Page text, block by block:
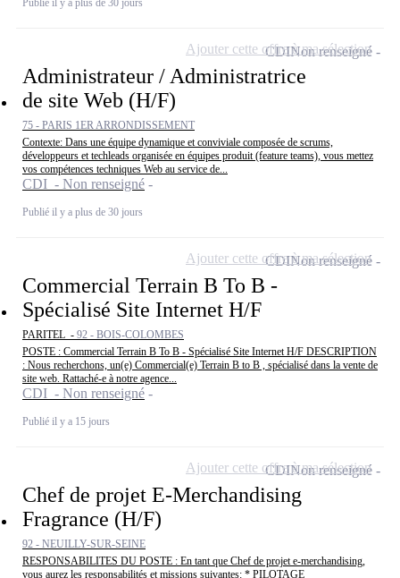
Publié il y a plus de 30 jours
Administrateur / Administratrice
de site Web (H/F)
75 - PARIS 1ER ARRONDISSEMENT
Contexte: Dans une équipe dynamique et conviviale composée de scrums,
développeurs et techleads organisée en équipes produit (feature teams), vous mettez
vos compétences techniques Web au service de...
CDI - Non renseigné
Publié il y a plus de 30 jours
CDINon renseigné
Ajouter cette offre à ma sélection
Commercial Terrain B To B -
Spécialisé Site Internet H/F
PARITEL - 92 - BOIS-COLOMBES
POSTE : Commercial Terrain B To B - Spécialisé Site Internet H/F DESCRIPTION
: Nous recherchons, un(e) Commercial(e) Terrain B to B , spécialisé dans la vente de
site web. Rattaché-e à notre agence...
CDI - Non renseigné
Publié il y a 15 jours
CDINon renseigné
Ajouter cette offre à ma sélection
Chef de projet E-Merchandising
Fragrance (H/F)
92 - NEUILLY-SUR-SEINE
RESPONSABILITES DU POSTE : En tant que Chef de projet e-merchandising,
vous aurez les responsabilités et missions suivantes: * PILOTAGE
CDINon renseigné
Ajouter cette offre à ma sélection